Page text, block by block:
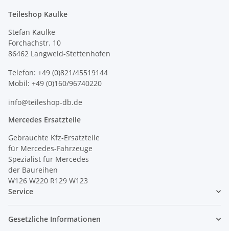
Teileshop Kaulke
Stefan Kaulke
Forchachstr. 10
86462 Langweid-Stettenhofen
Telefon: +49 (0)821/45519144
Mobil: +49 (0)160/96740220
info@teileshop-db.de
Mercedes Ersatzteile
Gebrauchte Kfz-Ersatzteile
für Mercedes-Fahrzeuge
Spezialist für Mercedes
der Baureihen
W126 W220 R129 W123
Service
Gesetzliche Informationen